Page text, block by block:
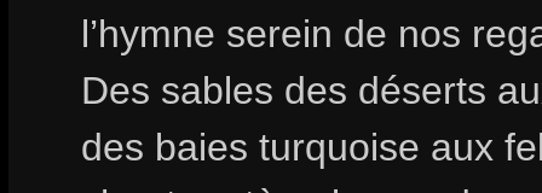
l’hymne serein de nos
Des sables des déserts
des baies turquoise aux